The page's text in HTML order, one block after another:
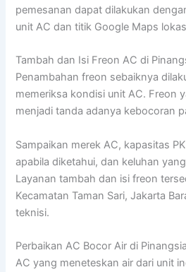
pemesanan dapat dilakukan
unit AC dan titik Google Maps
Tambah dan Isi Freon AC di
Penambahan freon sebaiknya
memeriksa kondisi unit AC. Freon
menjadi tanda adanya kebocoran
Sampaikan merek AC, kapasitas
apabila diketahui, dan keluhan
Layanan tambah dan isi freon
Kecamatan Taman Sari, Jakarta
teknisi.
Perbaikan AC Bocor Air di
AC yang meneteskan air dari unit